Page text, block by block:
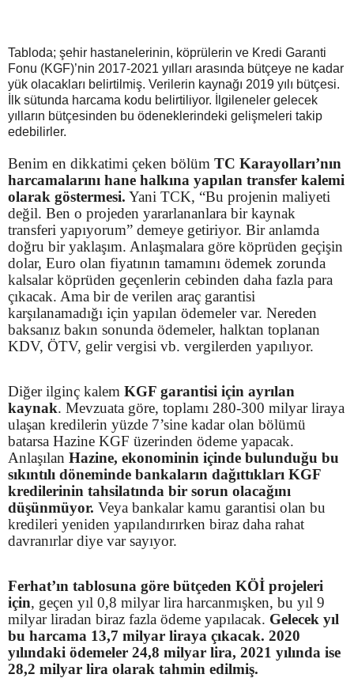
Tabloda; şehir hastanelerinin, köprülerin ve Kredi Garanti
Fonu (KGF)’nin 2017-2021 yılları arasında bütçeye ne kadar
yük olacakları belirtilmiş. Verilerin kaynağı 2019 yılı bütçesi.
İlk sütunda harcama kodu belirtiliyor. İlgileneler gelecek
yılların bütçesinden bu ödeneklerindeki gelişmeleri takip
edebilirler.
Benim en dikkatimi çeken bölüm TC Karayolları’nın
harcamalarını hane halkına yapılan transfer kalemi
olarak göstermesi. Yani TCK, “Bu projenin maliyeti
değil. Ben o projeden yararlananlara bir kaynak
transferi yapıyorum” demeye getiriyor. Bir anlamda
doğru bir yaklaşım. Anlaşmalara göre köprüden geçişin
dolar, Euro olan fiyatının tamamını ödemek zorunda
kalsalar köprüden geçenlerin cebinden daha fazla para
çıkacak. Ama bir de verilen araç garantisi
karşılanamadığı için yapılan ödemeler var. Nereden
baksanız bakın sonunda ödemeler, halktan toplanan
KDV, ÖTV, gelir vergisi vb. vergilerden yapılıyor.
Diğer ilginç kalem KGF garantisi için ayrılan
kaynak. Mevzuata göre, toplamı 280-300 milyar liraya
ulaşan kredilerin yüzde 7’sine kadar olan bölümü
batarsa Hazine KGF üzerinden ödeme yapacak.
Anlaşılan Hazine, ekonominin içinde bulunduğu bu
sıkıntılı döneminde bankaların dağıttıkları KGF
kredilerinin tahsilatında bir sorun olacağını
düşünmüyor. Veya bankalar kamu garantisi olan bu
kredileri yeniden yapılandırırken biraz daha rahat
davranırlar diye var sayıyor.
Ferhat’ın tablosuna göre bütçeden KÖİ projeleri
için, geçen yıl 0,8 milyar lira harcanmışken, bu yıl 9
milyar liradan biraz fazla ödeme yapılacak. Gelecek yıl
bu harcama 13,7 milyar liraya çıkacak. 2020
yılındaki ödemeler 24,8 milyar lira, 2021 yılında ise
28,2 milyar lira olarak tahmin edilmiş.